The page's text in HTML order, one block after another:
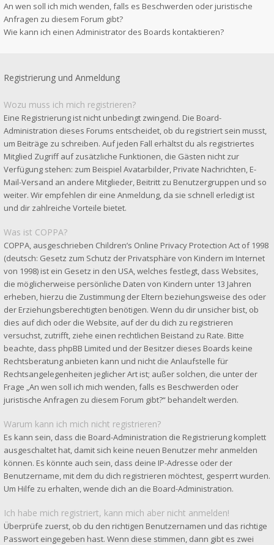
An wen soll ich mich wenden, falls es Beschwerden oder juristische
Anfragen zu diesem Forum gibt?
Wie kann ich einen Administrator des Boards kontaktieren?
Registrierung und Anmeldung
Wozu muss ich mich registrieren?
Eine Registrierung ist nicht unbedingt zwingend. Die Board-
Administration dieses Forums entscheidet, ob du registriert sein musst,
um Beiträge zu schreiben. Auf jeden Fall erhältst du als registriertes
Mitglied Zugriff auf zusätzliche Funktionen, die Gästen nicht zur
Verfügung stehen: zum Beispiel Avatarbilder, Private Nachrichten, E-
Mail-Versand an andere Mitglieder, Beitritt zu Benutzergruppen und so
weiter. Wir empfehlen dir eine Anmeldung, da sie schnell erledigt ist
und dir zahlreiche Vorteile bietet.
Was ist COPPA?
COPPA, ausgeschrieben Children’s Online Privacy Protection Act of 1998
(deutsch: Gesetz zum Schutz der Privatsphäre von Kindern im Internet
von 1998) ist ein Gesetz in den USA, welches festlegt, dass Websites,
die möglicherweise persönliche Daten von Kindern unter 13 Jahren
erheben, hierzu die Zustimmung der Eltern beziehungsweise des oder
der Erziehungsberechtigten benötigen. Wenn du dir unsicher bist, ob
dies auf dich oder die Website, auf der du dich zu registrieren
versuchst, zutrifft, ziehe einen rechtlichen Beistand zu Rate. Bitte
beachte, dass phpBB Limited und der Besitzer dieses Boards keine
Rechtsberatung anbieten kann und nicht die Anlaufstelle für
Rechtsangelegenheiten jeglicher Art ist; außer solchen, die unter der
Frage „An wen soll ich mich wenden, falls es Beschwerden oder
juristische Anfragen zu diesem Forum gibt?“ behandelt werden.
Warum kann ich mich nicht registrieren?
Es kann sein, dass die Board-Administration die Registrierung komplett
ausgeschaltet hat, damit sich keine neuen Benutzer mehr anmelden
können. Es könnte auch sein, dass deine IP-Adresse oder der
Benutzername, mit dem du dich registrieren möchtest, gesperrt wurden.
Um Hilfe zu erhalten, wende dich an die Board-Administration.
Ich habe mich registriert, kann mich aber nicht anmelden!
Überprüfe zuerst, ob du den richtigen Benutzernamen und das richtige
Passwort eingegeben hast. Wenn diese stimmen, dann gibt es zwei